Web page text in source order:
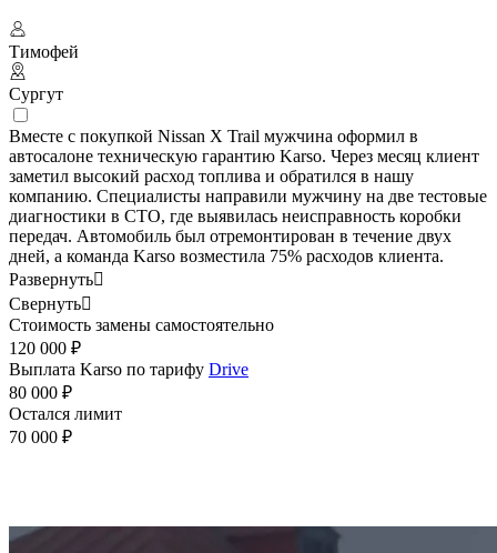
Тимофей
Сургут
Вместе с покупкой Nissan X Trail мужчина оформил в
автосалоне техническую гарантию Karso. Через месяц клиент
заметил высокий расход топлива и обратился в нашу
компанию. Специалисты направили мужчину на две тестовые
диагностики в СТО, где выявилась неисправность коробки
передач. Автомобиль был отремонтирован в течение двух
дней, а команда Karso возместила 75% расходов клиента.
Развернуть
Свернуть
Стоимость замены самостоятельно
120 000 ₽
Выплата Karso по тарифу Drive
80 000 ₽
Остался лимит
70 000 ₽